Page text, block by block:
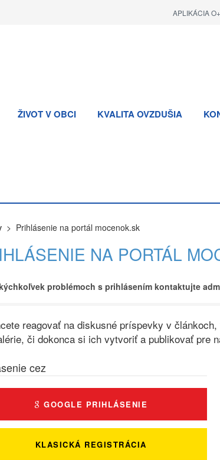
APLIKÁCIA O+
ŽIVOT V OBCI KVALITA OVZDUŠIA
> Prihlásenie na portál mocenok.sk
NA PORTÁL
problémoch s prihlásením kontaktujte
reagovať na diskusné príspevky v
či dokonca si ich vytvoriť a publikovať pre
cez
GOOGLE PRIHLÁSENIE
KLASICKÁ REGISTRÁCIA